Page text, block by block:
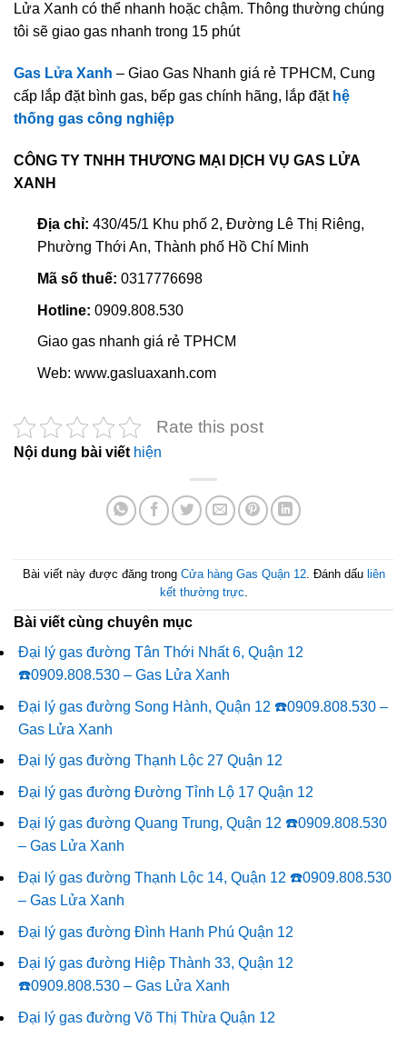
Lửa Xanh có thể nhanh hoặc chậm. Thông thường chúng
tôi sẽ giao gas nhanh trong 15 phút
Gas Lửa Xanh – Giao Gas Nhanh giá rẻ TPHCM, Cung
cấp lắp đặt bình gas, bếp gas chính hãng, lắp đặt hệ
thống gas công nghiệp
CÔNG TY TNHH THƯƠNG MẠI DỊCH VỤ GAS LỬA
XANH
Địa chỉ: 430/45/1 Khu phố 2, Đường Lê Thị Riêng,
Phường Thới An, Thành phố Hồ Chí Minh
Mã số thuế: 0317776698
Hotline: 0909.808.530
Giao gas nhanh giá rẻ TPHCM
Web: www.gasluaxanh.com
Rate this post
Nội dung bài viết hiện
Bài viết này được đăng trong Cửa hàng Gas Quận 12. Đánh dấu liên
kết thường trực.
Bài viết cùng chuyên mục
Đại lý gas đường Tân Thới Nhất 6, Quận 12
☎️0909.808.530 – Gas Lửa Xanh
Đại lý gas đường Song Hành, Quận 12 ☎️0909.808.530 –
Gas Lửa Xanh
Đại lý gas đường Thạnh Lộc 27 Quận 12
Đại lý gas đường Đường Tỉnh Lộ 17 Quận 12
Đại lý gas đường Quang Trung, Quận 12 ☎️0909.808.530
– Gas Lửa Xanh
Đại lý gas đường Thạnh Lộc 14, Quận 12 ☎️0909.808.530
– Gas Lửa Xanh
Đại lý gas đường Đình Hanh Phú Quận 12
Đại lý gas đường Hiệp Thành 33, Quận 12
☎️0909.808.530 – Gas Lửa Xanh
Đại lý gas đường Võ Thị Thừa Quận 12